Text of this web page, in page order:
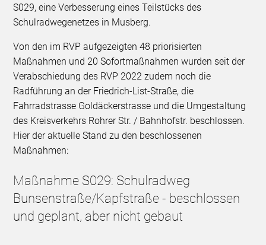
S029, eine Verbesserung eines Teilstücks des
Schulradwegenetzes in Musberg.
Von den im RVP aufgezeigten 48 priorisierten
Maßnahmen und 20 Sofortmaßnahmen wurden seit der
Verabschiedung des RVP 2022 zudem noch die
Radführung an der Friedrich-List-Straße, die
Fahrradstrasse Goldäckerstrasse und die Umgestaltung
des Kreisverkehrs Rohrer Str. / Bahnhofstr. beschlossen.
Hier der aktuelle Stand zu den beschlossenen
Maßnahmen:
Maßnahme S029: Schulradweg
Bunsenstraße/Kapfstraße - beschlossen
und geplant, aber nicht gebaut